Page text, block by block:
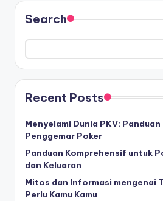
Search
Recent Posts
Menyelami Dunia PKV:
Penggemar Poker
Panduan Komprehensif untuk
dan Keluaran
Mitos dan Informasi mengenai
Perlu Kamu Kamu